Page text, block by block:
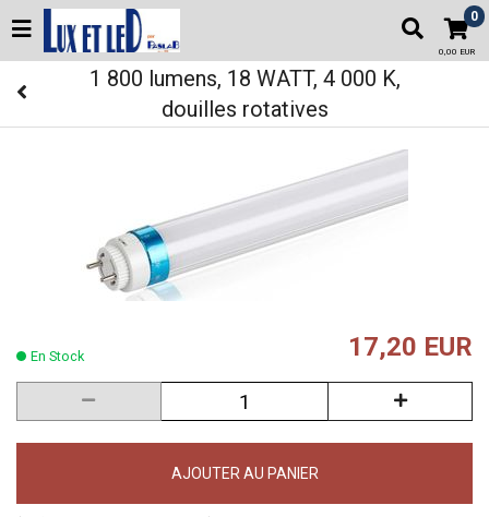
0
0,00 EUR
1 800 lumens, 18 WATT, 4 000 K,
douilles rotatives
En Stock 17,20 EUR
AJOUTER AU PANIER